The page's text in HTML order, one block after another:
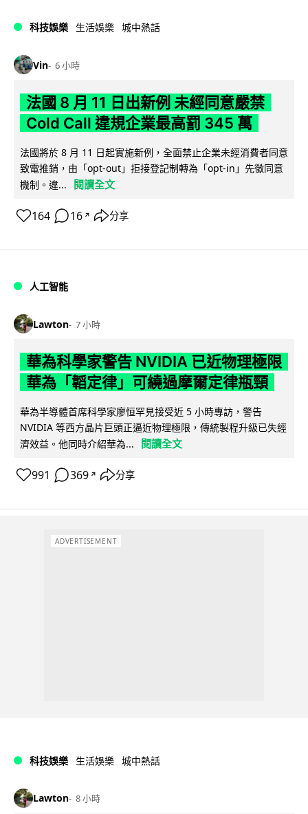
科技娛樂 生活娛樂 城中熱話
Vin 6 小時
法國 8 月 11 日出新例 未經同意嚴禁
Cold Call 違規企業最高罰 345 萬
法國將於 8 月 11 日起實施新例，全面禁止企業未經消費者同意
致電推銷，由「opt-out」拒接登記制轉為「opt-in」先徵同意
機制。違...
閱讀全文
164 16 ↗ 分享
人工智能
Lawton 7 小時
華為科學家警告 NVIDIA 已近物理極限
華為「韜定律」可繞過摩爾定律瓶頸
華為半導體首席科學家廖恒罕見接受近 5 小時專訪，警告
NVIDIA 等西方晶片巨頭正逼近物理極限，傳統製程升級已失經
濟效益。他同時介紹華為...
閱讀全文
991 369 ↗ 分享
ADVERTISEMENT
科技娛樂 生活娛樂 城中熱話
Lawton 8 小時